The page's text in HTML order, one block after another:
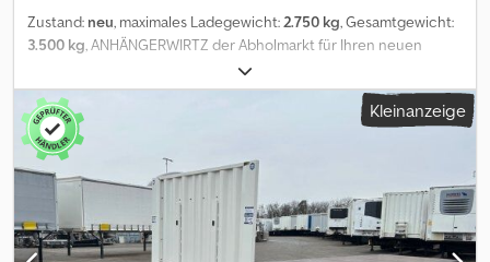
Zustand: neu, maximales Ladegewicht: 2.750 kg, Gesamtgewicht:
3.500 kg , ANHÄNGERWIRTZ der Abholmarkt für Ihren neuen
Anhänger bietet starke Markenfabrikate günstiger und direkt !
über 800 Neuanhänger auf Lager über 130 gebrauchte Anhänger
ständig im Angebot unverbindliches Beispiel: solange der Vorrat
reicht ! Maschinentransporter Cargo Digger Plant 543-3717-35-2-
12 370x170x15cm 3500kg Tandem Tieflader V Fahrgestell -
Auflaufgebremst - Bereifung 12" - Ladeflächenhöhe 38cm -
Stahlmulde verzinkt mit Lochstahlboden, DIN Zurrbügel -
Schaufelablage montiert - Laderampe volle breite Stahl klappbar
und Stützbügel mit Hebehilfe, Reserverad, Kugelkupplung
Kleinanzeige